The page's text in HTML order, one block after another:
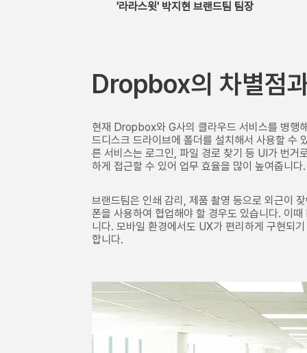
         '라라스윗' 박지현 브랜드팀 팀장
Dropbox의 차별점
현재 Dropbox와 G사의 클라우드 서비스를 병행
드디스크 드라이브에 폴더를 설치해서 사용할
른 서비스는 로그인, 파일 경로 찾기 등 UI가 번
하게 접근할 수 있어 업무 효율을 많이 높여줍니다.
브랜드팀은 인쇄 감리, 제품 촬영 등으로 외근이
폰을 사용하여 협업해야 할 경우도 있습니다. 이
니다. 모바일 환경에서도 UX가 편리하게 구현되
합니다.